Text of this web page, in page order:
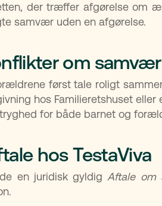
der træffer afgørelse om
samvær uden en afgørelse.
om
først tale roligt
hos Familieretshuset eller
for både barnet og
hos TestaViva
en juridisk gyldig Aftale om